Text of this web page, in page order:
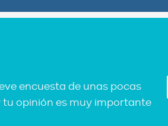
encuesta de unas pocas
tu opinión es muy importante